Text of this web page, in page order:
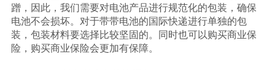
蹭，因此，我们需要对电池产品进行规范化的包装，确保
电池不会损坏。对于带带电池的国际快递进行单独的包
装，包装材料要选择比较坚固的。同时也可以购买商业保
险，购买商业保险会更加有保障。